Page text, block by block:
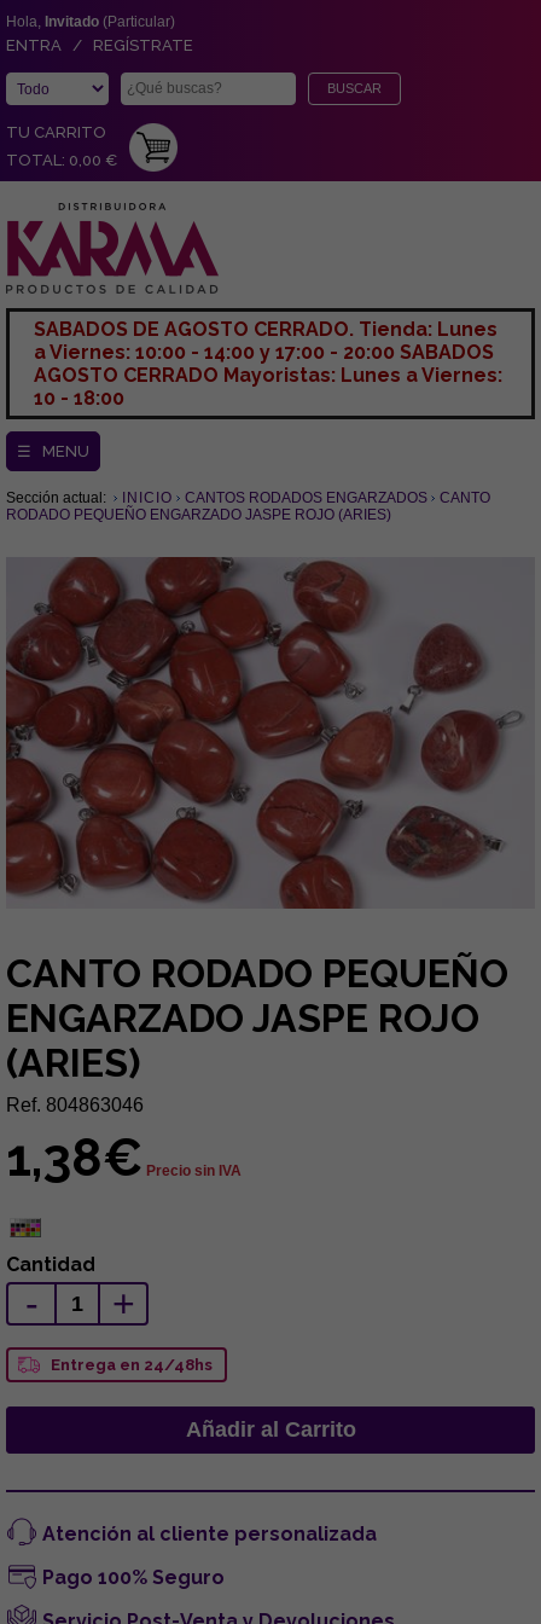
Hola, Invitado (Particular)
ENTRA / REGÍSTRATE
TU CARRITO
TOTAL: 0,00 €
SABADOS DE AGOSTO CERRADO. Tienda: Lunes
a Viernes: 10:00 - 14:00 y 17:00 - 20:00 SABADOS
AGOSTO CERRADO Mayoristas: Lunes a Viernes:
10 - 18:00
☰ MENU
Sección actual: INICIO CANTOS RODADOS ENGARZADOS
CANTO
RODADO PEQUEÑO ENGARZADO JASPE ROJO (ARIES)
CANTO RODADO PEQUEÑO
ENGARZADO JASPE ROJO
(ARIES)
Ref. 804863046
1,38€ Precio sin IVA
Cantidad
- +
Entrega en 24/48hs
Atención al cliente personalizada
Pago 100% Seguro